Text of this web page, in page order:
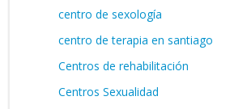
centro de sexología
centro de terapia en santiago
Centros de rehabilitación
Centros Sexualidad